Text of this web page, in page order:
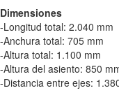
Dimensiones
-Longitud total: 2.040 mm
-Anchura total: 705 mm
-Altura total: 1.100 mm
-Altura del asiento: 850
-Distancia entre ejes: